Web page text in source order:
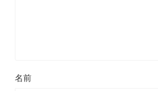
名前